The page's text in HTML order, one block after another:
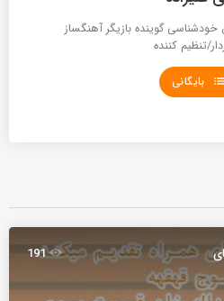
گوینده بازیگر آهنگساز
تنظیم کننده
بایگانی
191